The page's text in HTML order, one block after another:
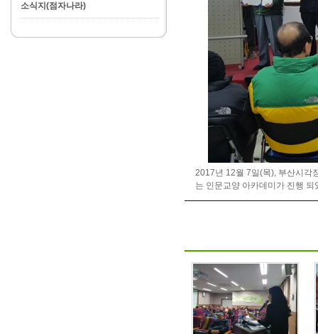
소식지(점자나라)
2017년 12월 7일(목), 부산시각
는 인문교양 아카데미가 진행 되